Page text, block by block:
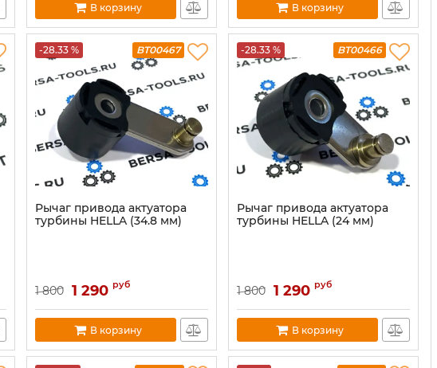
В корзину В корзину
-28.33 % BT00467
Рычаг привода актуатора
турбины HELLA (34.8 мм)
1 800 1 290 руб
В корзину
-28.33 % BT00466
Рычаг привода актуатора
турбины HELLA (24 мм)
1 800 1 290 руб
В корзину